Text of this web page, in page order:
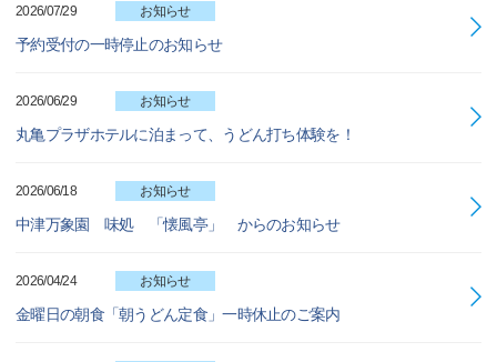
2026/07/29 お知らせ
予約受付の一時停止のお知らせ
2026/06/29 お知らせ
丸亀プラザホテルに泊まって、うどん打ち体験を！
2026/06/18 お知らせ
中津万象園 味処 「懐風亭」 からのお知らせ
2026/04/24 お知らせ
金曜日の朝食「朝うどん定食」一時休止のご案内